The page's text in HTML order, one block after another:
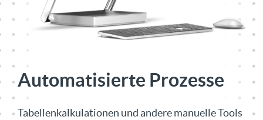
Automatisierte Prozesse
Tabellenkalkulationen und andere manuelle Tools